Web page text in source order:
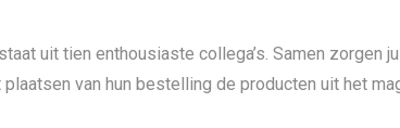
uit tien enthousiaste collega’s. Samen zorgen
plaatsen van hun bestelling de producten uit het